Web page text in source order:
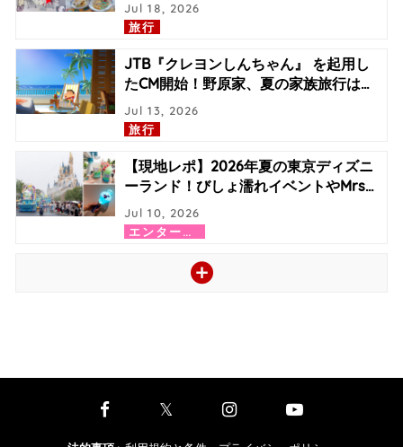
旅行
Jul 18, 2026
JTB『クレヨンしんちゃん』 を起用し
たCM開始！野原家、夏の家族旅行は…
旅行
Jul 13, 2026
【現地レポ】2026年夏の東京ディズニ
ーランド！びしょ濡れイベントやMrs…
エ
ンターテイメント
Jul 10, 2026